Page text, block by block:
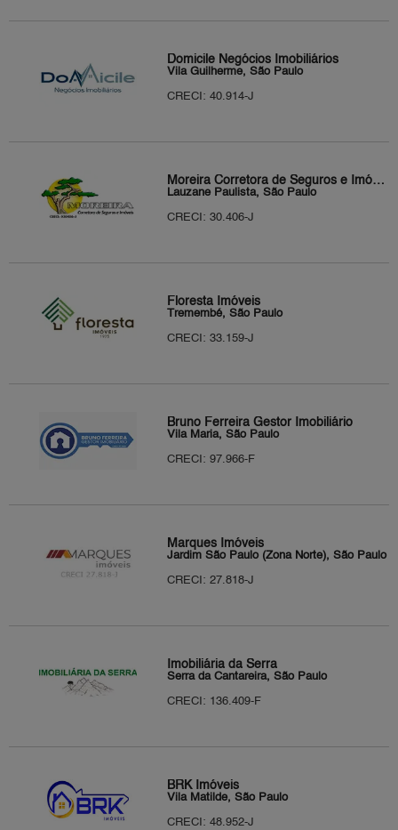
Domicile Negócios Imobiliários
Vila Guilherme, São Paulo
CRECI: 40.914-J
Moreira Corretora de Seguros e Imóveis
Lauzane Paulista, São Paulo
CRECI: 30.406-J
Floresta Imóveis
Tremembé, São Paulo
CRECI: 33.159-J
Bruno Ferreira Gestor Imobiliário
Vila Maria, São Paulo
CRECI: 97.966-F
Marques Imóveis
Jardim São Paulo (Zona Norte), São Paulo
CRECI: 27.818-J
Imobiliária da Serra
Serra da Cantareira, São Paulo
CRECI: 136.409-F
BRK Imóveis
Vila Matilde, São Paulo
CRECI: 48.952-J